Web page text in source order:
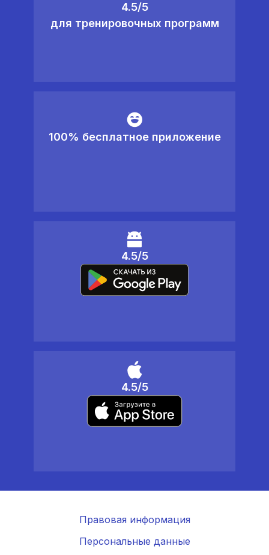
4.5/5
для тренировочных программ
100% бесплатное приложение
4.5/5
4.5/5
Правовая информация
Персональные данные